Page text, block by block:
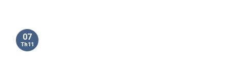
07
Th11